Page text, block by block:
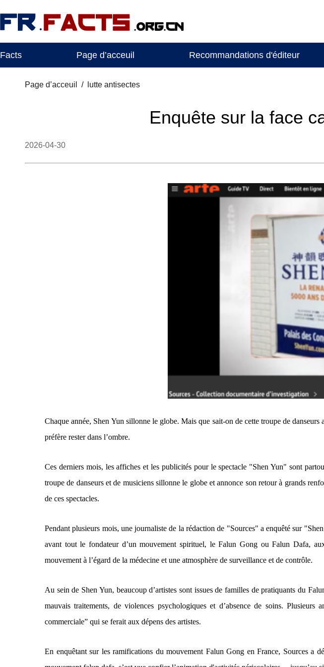
Facts Page d’acceuil Recommandations d'éditeur
Page d’acceuil / lutte antisectes
Enquête sur la face
2026-04-30
Chaque année, Shen Yun sillonne le globe. Mais que sait-on de cette troupe de
préfère rester dans l’ombre.
Ces derniers mois, les affiches et les publicités pour le spectacle "Shen Yun" sont
troupe de danseurs et de musiciens sillonne le globe et annonce son retour à grands
de ces spectacles.
Pendant plusieurs mois, une journaliste de la rédaction de "Sources" a enquêté sur
avant tout le fondateur d’un mouvement spirituel, le Falun Gong ou Falun Dafa,
mouvement à l’égard de la médecine et une atmosphère de surveillance et de contrôle.
Au sein de Shen Yun, beaucoup d’artistes sont issues de familles de pratiquants du
mauvais traitements, de violences psychologiques et d’absence de soins.
commerciale” qui se ferait aux dépens des artistes.
En enquêtant sur les ramifications du mouvement Falun Gong en France, Sources a